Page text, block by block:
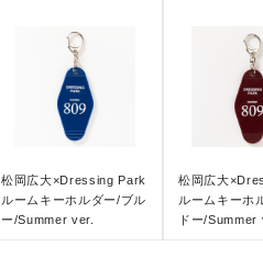
松岡広大×Dressing Park
ルームキーホルダー/ブル
ー/Summer ver.
松岡広大
ルームキーホ
ドー/Summer